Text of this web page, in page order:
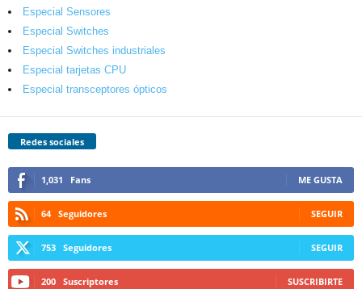
Especial Sensores
Especial Switches
Especial Switches industriales
Especial tarjetas CPU
Especial transceptores ópticos
Redes sociales
1,031 Fans ME GUSTA
64 Seguidores SEGUIR
753 Seguidores SEGUIR
200 Suscriptores SUSCRIBIRTE